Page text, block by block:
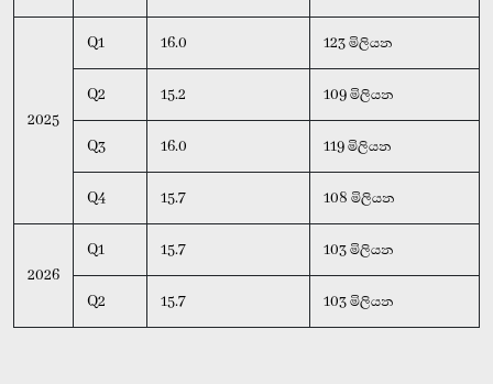
2025
Q1 16.0 123 මිලියන
Q2 15.2 109 මිලියන
Q3 16.0 119 මිලියන
Q4 15.7 108 මිලියන
2026
Q1 15.7 103 මිලියන
Q2 15.7 103 මිලියන